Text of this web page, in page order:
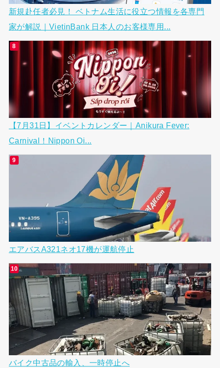
新規赴任者必見！ ベトナム生活に役立つ情報を各専門
家が解説｜VietinBank 日本人のお客様専用...
【7月31日】イベントカレンダー｜Anikura Fever:
Carnival！Nippon Oi...
エアバスA321ネオ17機が運航停止
バイク中古品の輸入、一時停止へ